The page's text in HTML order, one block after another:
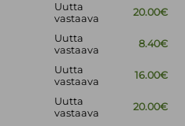
Uutta
vastaava
20.00€
Uutta
vastaava
8.40€
Uutta
vastaava
16.00€
Uutta
vastaava
20.00€